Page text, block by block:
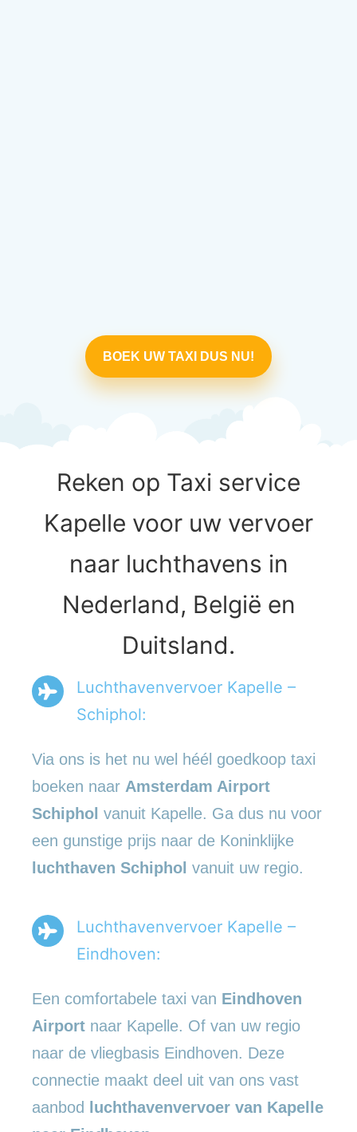
BOEK UW TAXI DUS NU!
Reken op Taxi service
Kapelle voor uw vervoer
naar luchthavens in
Nederland, België en
Duitsland.
Luchthavenvervoer Kapelle –
Schiphol:
Via ons is het nu wel héél goedkoop taxi
boeken naar Amsterdam Airport
Schiphol vanuit Kapelle. Ga dus nu voor
een gunstige prijs naar de Koninklijke
luchthaven Schiphol vanuit uw regio.
Luchthavenvervoer Kapelle –
Eindhoven:
Een comfortabele taxi van Eindhoven
Airport naar Kapelle. Of van uw regio
naar de vliegbasis Eindhoven. Deze
connectie maakt deel uit van ons vast
aanbod
luchthavenvervoer van Kapelle